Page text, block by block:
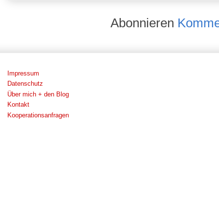
Abonnieren
Impressum
Datenschutz
Über mich + den Blog
Kontakt
Kooperationsanfragen